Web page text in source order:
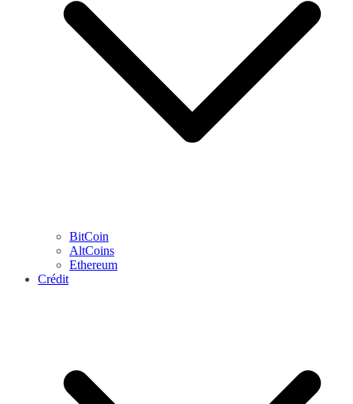
BitCoin
AltCoins
Ethereum
Crédit